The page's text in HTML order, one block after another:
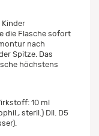
die Flasche sofort
nach
Spitze. Das
höchstens
10 ml
steril.) Dil. D5